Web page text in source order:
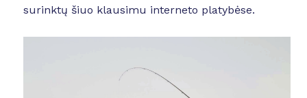
surinktų šiuo klausimu interneto platybėse.